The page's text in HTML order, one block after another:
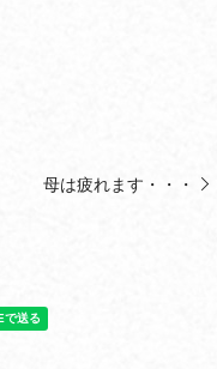
母は疲れます・・・